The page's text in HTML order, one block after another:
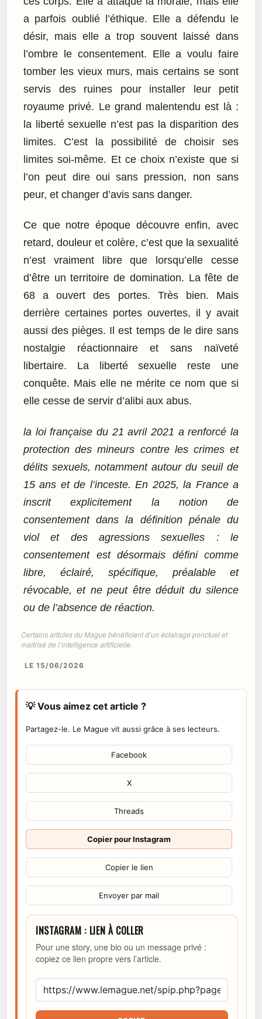
a parfois oublié l’éthique. Elle a défendu le
désir, mais elle a trop souvent laissé dans
l’ombre le consentement. Elle a voulu faire
tomber les vieux murs, mais certains se sont
servis des ruines pour installer leur petit
royaume privé. Le grand malentendu est là :
la liberté sexuelle n’est pas la disparition des
limites. C’est la possibilité de choisir ses
limites soi-même. Et ce choix n’existe que si
l’on peut dire oui sans pression, non sans
peur, et changer d’avis sans danger.
Ce que notre époque découvre enfin, avec
retard, douleur et colère, c’est que la sexualité
n’est vraiment libre que lorsqu’elle cesse
d’être un territoire de domination. La fête de
68 a ouvert des portes. Très bien. Mais
derrière certaines portes ouvertes, il y avait
aussi des pièges. Il est temps de le dire sans
nostalgie réactionnaire et sans naïveté
libertaire. La liberté sexuelle reste une
conquête. Mais elle ne mérite ce nom que si
elle cesse de servir d’alibi aux abus.
la loi française du 21 avril 2021 a renforcé la
protection des mineurs contre les crimes et
délits sexuels, notamment autour du seuil de
15 ans et de l’inceste. En 2025, la France a
inscrit explicitement la notion de
consentement dans la définition pénale du
viol et des agressions sexuelles : le
consentement est désormais défini comme
libre, éclairé, spécifique, préalable et
révocable, et ne peut être déduit du silence
ou de l’absence de réaction.
Certains articles du Mague bénéficient d’un éclairage ponctuel et
maîtrisé de l’intelligence artificielle.
LE 15/06/2026
💡 Vous aimez cet article ?
Partagez-le. Le Mague vit aussi grâce à ses lecteurs.
Facebook
X
Threads
Copier pour Instagram
Copier le lien
Envoyer par mail
INSTAGRAM : LIEN À COLLER
Pour une story, une bio ou un message privé :
copiez ce lien propre vers l’article.